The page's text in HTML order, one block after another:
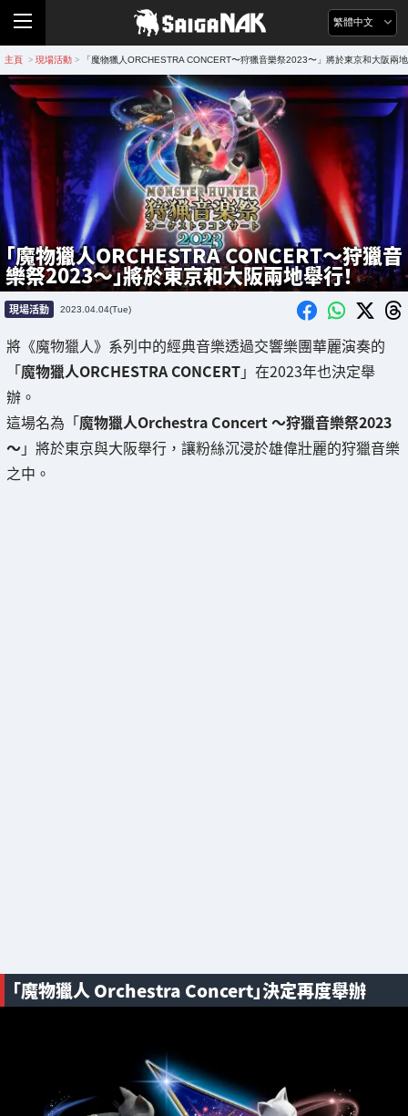
繁體中文
主頁 > 現場活動 > 「魔物獵人ORCHESTRA CONCERT〜狩獵音樂祭2023〜」將於東京和大阪兩
「魔物獵人ORCHESTRA CONCERT〜狩獵音
樂祭2023〜」將於東京和大阪兩地舉行！
現場活動 2023.04.04(Tue)
將《魔物獵人》系列中的經典音樂透過交響樂團華麗演奏的
「魔物獵人ORCHESTRA CONCERT」在2023年也決定舉
辦。
這場名為「魔物獵人Orchestra Concert ～狩獵音樂祭2023
～」將於東京與大阪舉行，讓粉絲沉浸於雄偉壯麗的狩獵音樂
之中。
「魔物獵人 Orchestra Concert」決定再度舉辦